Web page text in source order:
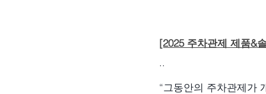
..
“그동안의 주차관제가
[2025 주차관제 제품&